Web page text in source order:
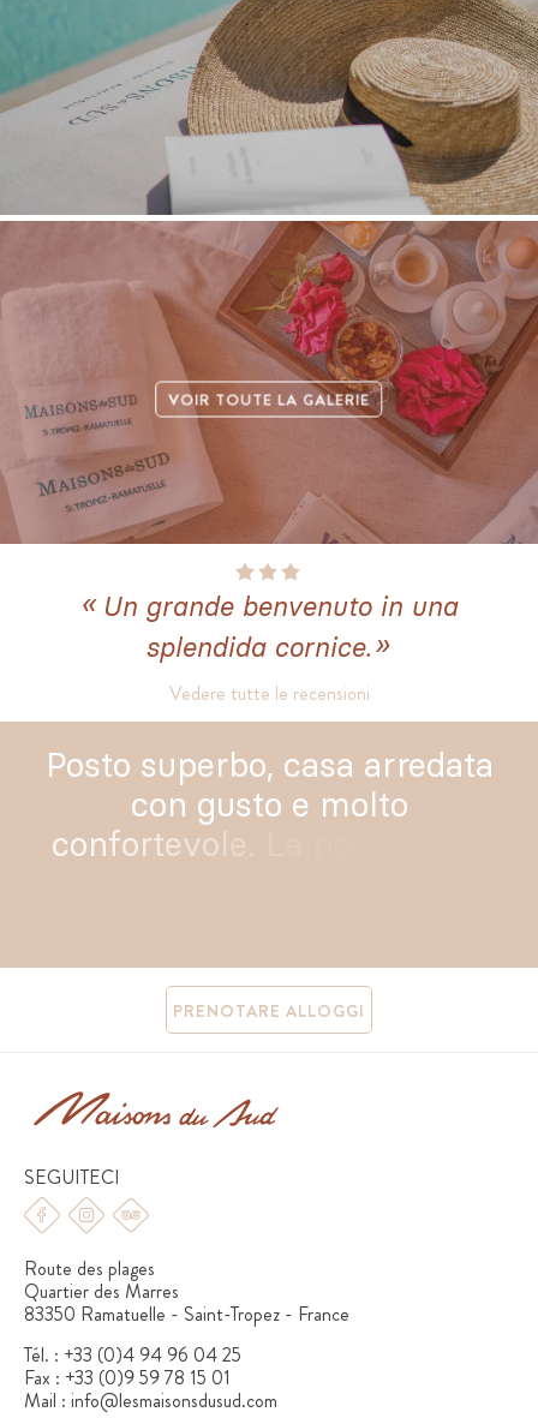
VOIR TOUTE LA GALERIE
Un grande benvenuto in una
splendida cornice.
Vedere tutte le recensioni
Posto superbo, casa arredata
con gusto e molto
confortevole
PRENOTARE ALLOGGI
SEGUITECI
Route des plages
Quartier des Marres
83350 Ramatuelle - Saint-Tropez - France
Tél. : +33 (0)4 94 96 04 25
Fax : +33 (0)9 59 78 15 01
Mail : info@lesmaisonsdusud.com